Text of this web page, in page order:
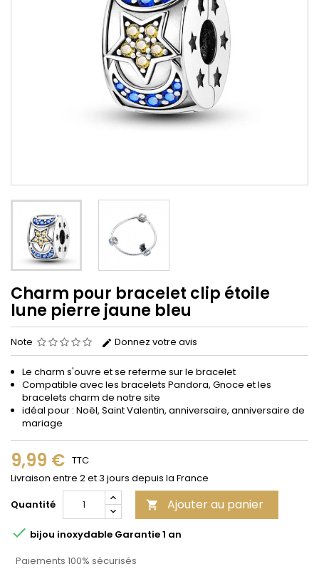
Charm pour bracelet clip étoile
lune pierre jaune bleu
Note Donnez votre avis
Le charm s'ouvre et se referme sur le bracelet
Compatible avec les bracelets Pandora, Gnoce et les
bracelets charm de notre site
idéal pour : Noël, Saint Valentin, anniversaire, anniversaire de
mariage
9,99 € TTC
Livraison entre 2 et 3 jours depuis la France
Quantité
 Ajouter au panier
 bijou inoxydable Garantie 1 an
Paiements 100% sécurisés